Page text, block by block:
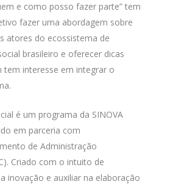
e como posso fazer parte” tem
fazer uma abordagem sobre
atores do ecossistema de
brasileiro e oferecer dicas
tem interesse em integrar o
é um programa da SINOVA
em parceria com
de Administração
Criado com o intuito de
inovação e auxiliar na elaboração